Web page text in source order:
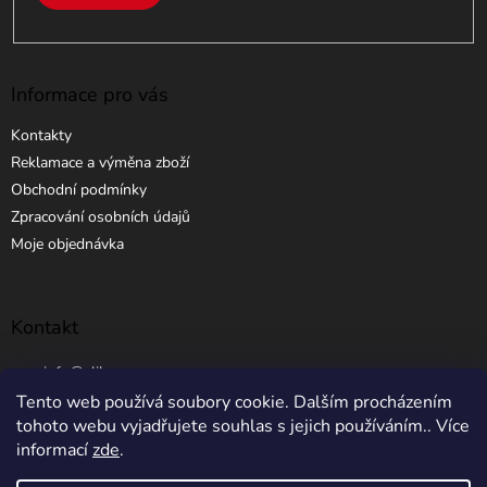
Tento web používá soubory cookie. Dalším procházením
tohoto webu vyjadřujete souhlas s jejich používáním.. Více
informacízde.
Informace pro vás
Kontakty
Reklamace a výměna zboží
Obchodní podmínky
Zpracování osobních údajů
Moje objednávka
Kontakt
info @ elibros.cz
+420 734 184 444